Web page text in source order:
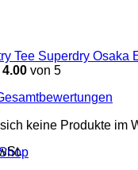
keine Produkte im
Osaka
4.00 von 5